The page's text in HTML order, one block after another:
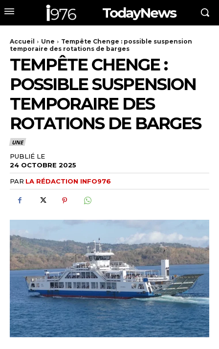
TodayNews
Accueil Une
Tempête Chenge : possible suspension
temporaire des rotations de barges
TEMPÊTE CHENGE :
POSSIBLE SUSPENSION
TEMPORAIRE DES
ROTATIONS DE BARGES
UNE
PUBLIÉ LE
24 OCTOBRE 2025
PAR LA RÉDACTION INFO976